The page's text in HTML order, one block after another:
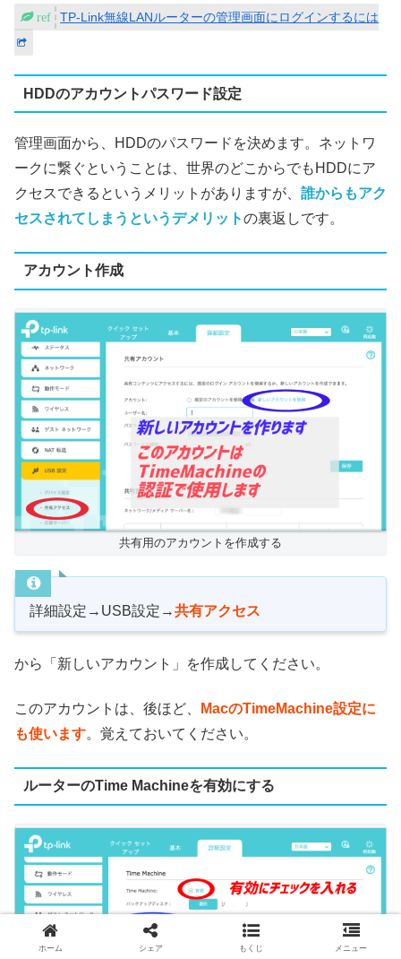
TP-Link無線LANルーターの管理画面にログインするには
HDDのアカウントパスワード設定
管理画面から、HDDのパスワードを決めます。ネットワ
ークに繋ぐということは、世界のどこからでもHDDにア
クセスできるというメリットがありますが、 誰からもアク
セスされてしまうというデメリットの裏返しです。
アカウント作成
共有用のアカウントを作成する
詳細設定→USB設定→共有アクセス
から「新しいアカウント」を作成してください。
このアカウントは、後ほど、
MacのTimeMachine設定に
も使います。覚えておいてください。
ルーターのTime Machineを有効にする
ホーム シェア もくじ メニュー